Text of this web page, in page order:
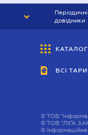
довідники
ВІСНИК
ВСІ
©ТОВ
©ТОВ "ЛІГА
©